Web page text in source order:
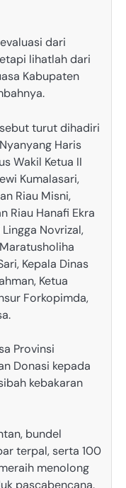
dari
lihatlah dari
Kabupaten
turut dihadiri
Haris
Wakil Ketua II
Kumalasari,
Riau Misni,
Riau Hanafi Ekra
Novrizal,
Kepala Dinas
Ketua
Forkopimda,
Provinsi
Donasi kepada
kebakaran
bundel
terpal, serta 100
menolong
pascabencana.